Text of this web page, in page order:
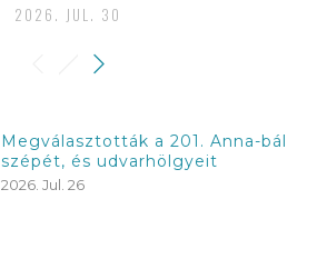
2026. JUL. 30
Megválasztották a 201. Anna-bál
szépét, és udvarhölgyeit
2026. Jul. 26